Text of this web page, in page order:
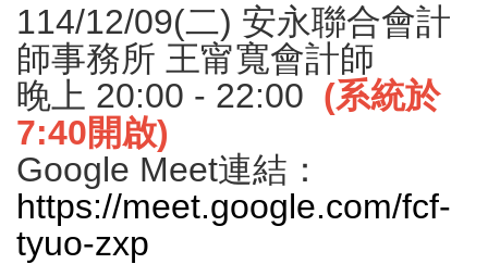
114/12/09(二) 安永聯合會計
師事務所 王甯寬會計師
晚上 20:00 - 22:00 (系統於
7:40開啟)
Google Meet連結：
https://meet.google.com/fcf-
tyuo-zxp